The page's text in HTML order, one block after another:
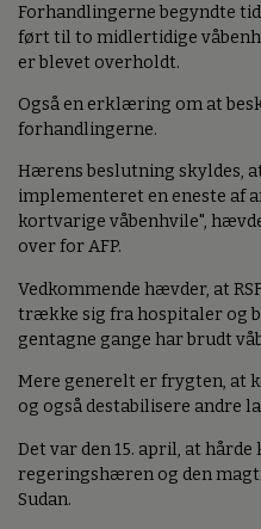
Forhandlingerne begyndte
ført til to midlertidige
er blevet overholdt.
Også en erklæring om at
forhandlingerne.
Hærens beslutning skyldes,
implementeret en eneste af
kortvarige våbenhvile",
over for AFP.
Vedkommende hævder, at
trække sig fra hospitaler og
gentagne gange har brudt
Mere generelt er frygten, at
og også destabilisere andre
Det var den 15. april, at
regeringshæren og den
Sudan.